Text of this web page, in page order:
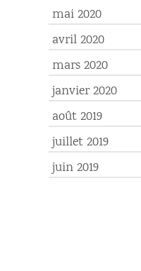
mai 2020
avril 2020
mars 2020
janvier 2020
août 2019
juillet 2019
juin 2019